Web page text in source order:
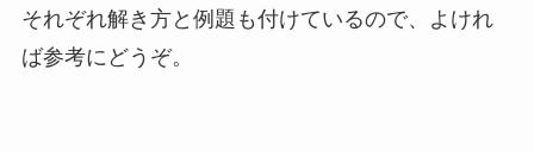
それぞれ解き方と例題も付けているので、よけれ
ば参考にどうぞ。